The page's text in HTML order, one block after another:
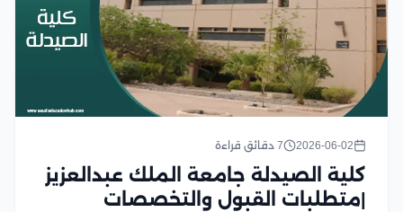
2026-06-02 7 دقائق قراءة
كلية الصيدلة جامعة الملك عبدالعزيز
|متطلبات القبول والتخصصات